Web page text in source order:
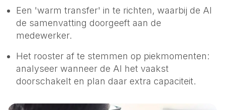
Een 'warm transfer' in te richten, waarbij de AI
de samenvatting doorgeeft aan de
medewerker.
Het rooster af te stemmen op piekmomenten:
analyseer wanneer de AI het vaakst
doorschakelt en plan daar extra capaciteit.